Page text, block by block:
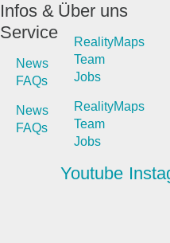
Infos &
Service
News
FAQs
News
FAQs
Über uns
RealityMaps
Team
Jobs
RealityMaps
Team
Jobs
Youtube